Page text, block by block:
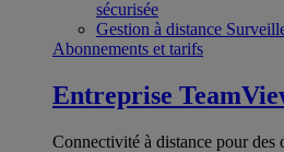
sécurisée
Gestion à distance
Abonnements et tarifs
Entreprise
Connectivité à distance pour des